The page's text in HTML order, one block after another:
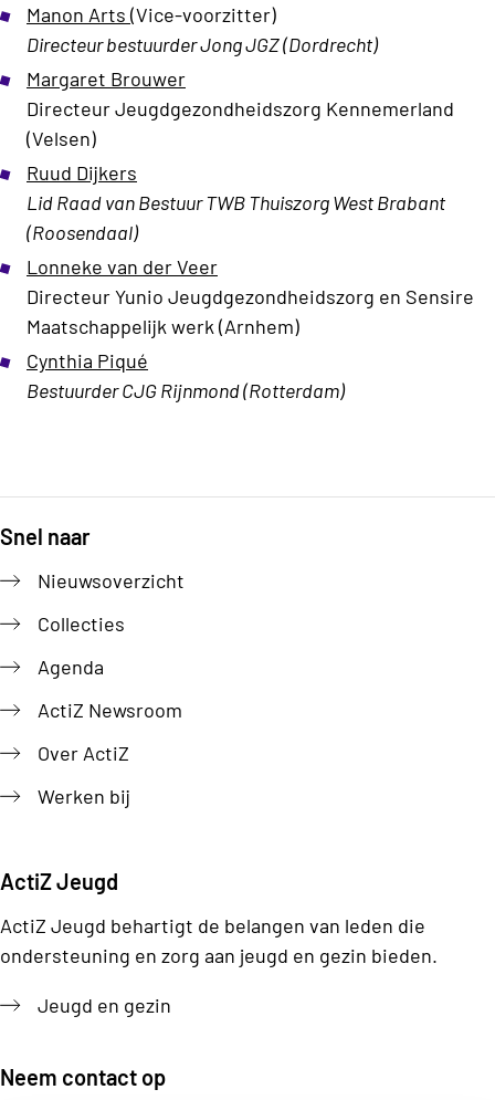
Manon Arts (Vice-voorzitter)
Directeur bestuurder Jong JGZ (Dordrecht)
Margaret Brouwer
Directeur Jeugdgezondheidszorg Kennemerland
(Velsen)
Ruud Dijkers
Lid Raad van Bestuur TWB Thuiszorg West Brabant
(Roosendaal)
Lonneke van der Veer
Directeur Yunio Jeugdgezondheidszorg en Sensire
Maatschappelijk werk (Arnhem)
Cynthia Piqué
Bestuurder CJG Rijnmond (Rotterdam)
Snel naar
Nieuwsoverzicht
Collecties
Agenda
ActiZ Newsroom
Over ActiZ
Werken bij
ActiZ Jeugd
ActiZ Jeugd behartigt de belangen van leden die
ondersteuning en zorg aan jeugd en gezin bieden.
Jeugd en gezin
Neem contact op